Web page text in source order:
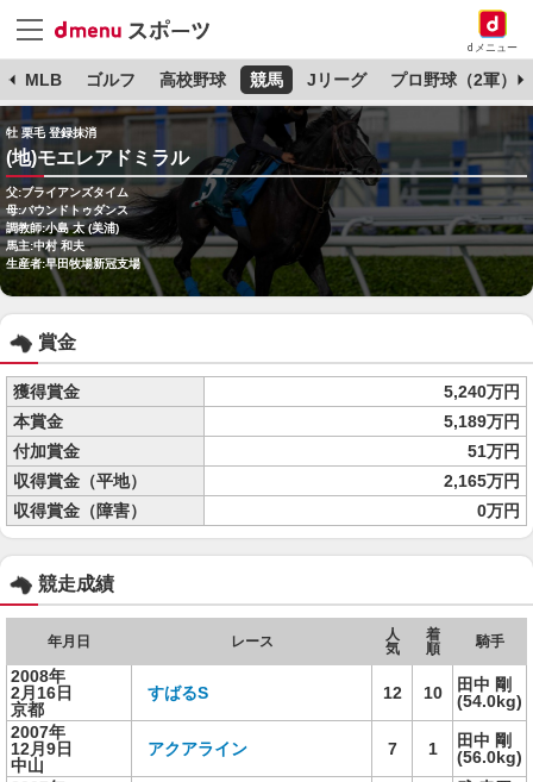
dメニュー
MLB ゴルフ 高校野球 競馬 Jリーグ プロ野球（2軍）
牡 栗毛 登録抹消
(地)モエレアドミラル
父:ブライアンズタイム
母:バウンドトゥダンス
調教師:小島 太 (美浦)
馬主:中村 和夫
生産者:早田牧場新冠支場
賞金
獲得賞金
5,240万円
本賞金
5,189万円
付加賞金
51万円
収得賞金（平地）
2,165万円
収得賞金（障害）
0万円
競走成績
年月日 レース
人
気
着
順
騎手
2008年
2月16日
京都
すばるS 12 10
田中 剛
(54.0kg)
2007年
12月9日
中山
アクアライン 7 1
田中 剛
(56.0kg)